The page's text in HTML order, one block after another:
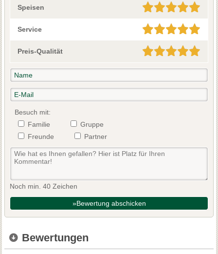
Speisen
Service
Preis-Qualität
Besuch mit:
Familie
Gruppe
Freunde
Partner
Noch min. 40 Zeichen
»Bewertung abschicken
Bewertungen